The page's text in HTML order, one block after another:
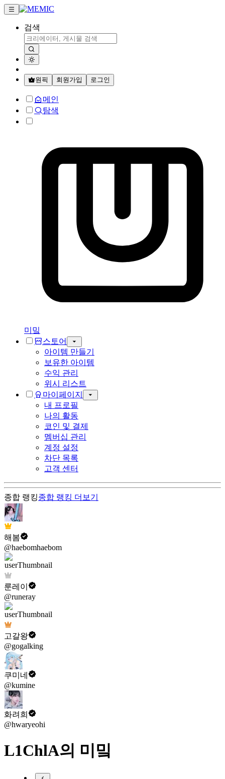
검색
원픽 회원가입 로그인
메인
탐색
미밐
스토어
아이템 만들기
보유한 아이템
수익 관리
위시 리스트
마이페이지
내 프로필
나의 활동
코인 및 결제
멤버십 관리
계정 설정
차단 목록
고객 센터
종합 랭킹종합 랭킹 더보기
해봄
@haebomhaebom
룬레이
@runeray
고갈왕
@gogalking
쿠미네
@kumine
화려희
@hwaryeohi
L1ChlA의 미밐